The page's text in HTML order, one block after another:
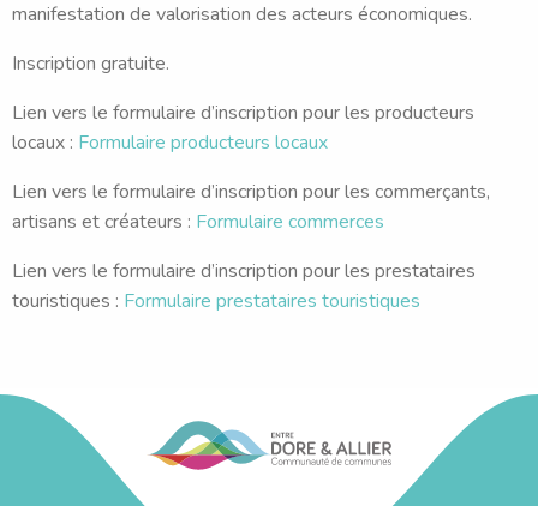
manifestation de valorisation des acteurs économiques.
Inscription gratuite.
Lien vers le formulaire d’inscription pour les producteurs
locaux : Formulaire producteurs locaux
Lien vers le formulaire d’inscription pour les commerçants,
artisans et créateurs : Formulaire commerces
Lien vers le formulaire d’inscription pour les prestataires
touristiques : Formulaire prestataires touristiques